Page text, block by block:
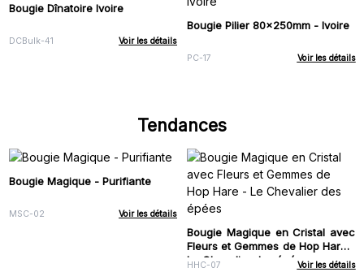
Bougie Dînatoire Ivoire
DCBulk-41 Voir les détails
Bougie Pilier 80x250mm - Ivoire
PC-17 Voir les détails
Tendances
Bougie Magique - Purifiante
MSC-02 Voir les détails
Bougie Magique en Cristal avec
Fleurs et Gemmes de Hop Hare -
Le Chevalier des épées
HHC-07 Voir les détails